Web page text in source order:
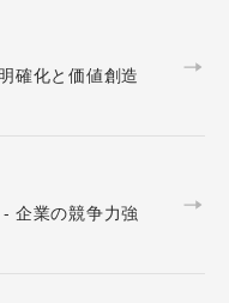
確化と価値創造
企業の競争力強